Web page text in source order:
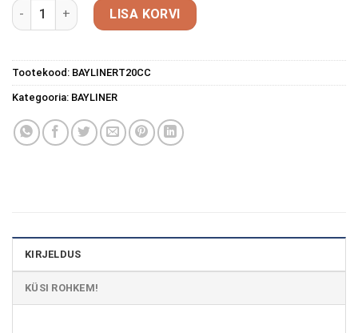
Bayliner T20CC kogusLISA KORVI
Tootekood: BAYLINERT20CC
Kategooria: BAYLINER
KIRJELDUS
KÜSI ROHKEM!